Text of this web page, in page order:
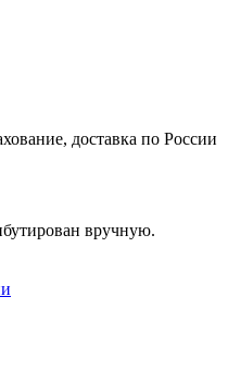
доставка по России
вручную.